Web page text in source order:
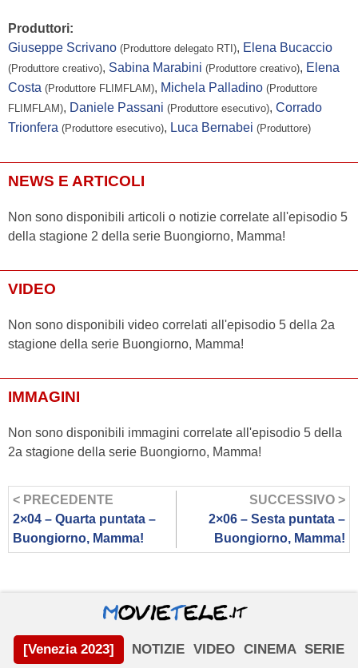
Produttori:
Giuseppe Scrivano (Produttore delegato RTI), Elena Bucaccio
(Produttore creativo), Sabina Marabini (Produttore creativo), Elena
Costa (Produttore FLIMFLAM), Michela Palladino (Produttore
FLIMFLAM), Daniele Passani (Produttore esecutivo), Corrado
Trionfera (Produttore esecutivo), Luca Bernabei (Produttore)
NEWS E ARTICOLI
Non sono disponibili articoli o notizie correlate all'episodio 5
della stagione 2 della serie Buongiorno, Mamma!
VIDEO
Non sono disponibili video correlati all'episodio 5 della 2a
stagione della serie Buongiorno, Mamma!
IMMAGINI
Non sono disponibili immagini correlate all'episodio 5 della
2a stagione della serie Buongiorno, Mamma!
< PRECEDENTE
2×04 – Quarta puntata –
Buongiorno, Mamma!
SUCCESSIVO >
2×06 – Sesta puntata –
Buongiorno, Mamma!
[Venezia 2023] NOTIZIE VIDEO CINEMA SERIE